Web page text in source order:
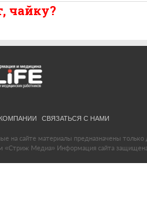
чайку?
СВЯЗАТЬСЯ С НАМИ
на сайте материалы предназначены
«Стриж Медиа» Информация сайта защищена